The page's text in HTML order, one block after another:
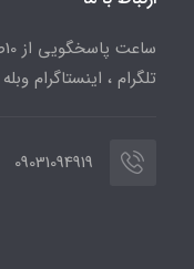
تلگرام ، اینستاگرام وبله
09031094919